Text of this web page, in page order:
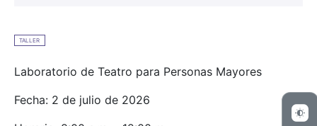
TALLER
Laboratorio de Teatro para Personas Mayores
Fecha: 2 de julio de 2026